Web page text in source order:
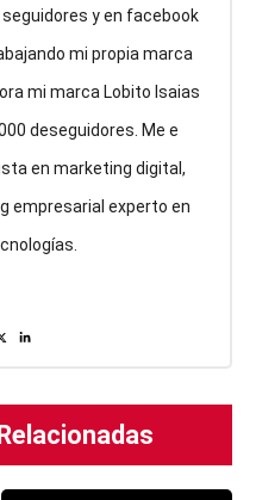
y en facebook
mi propia marca
mi marca Lobito Isaias
deseguidores. Me e
en marketing digital,
empresarial experto en